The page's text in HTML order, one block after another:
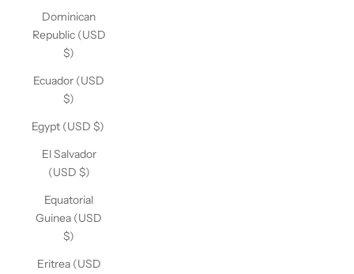
Dominican
Republic (USD
$)
Ecuador (USD
$)
Egypt (USD $)
El Salvador
(USD $)
Equatorial
Guinea (USD
$)
Eritrea (USD